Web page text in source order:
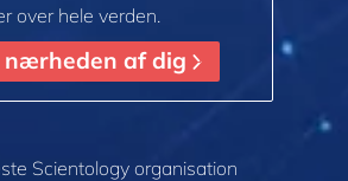
over hele verden.
nærheden af dig
Scientology organisation